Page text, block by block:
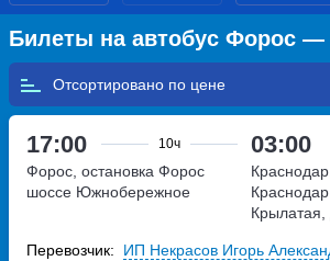
Билеты на автобус Форос —
Отсортировано по
17:00 10ч 03:00
Форос, остановка Форос
шоссе Южнобережное
Перевозчик: ИП Некрасов Игорь